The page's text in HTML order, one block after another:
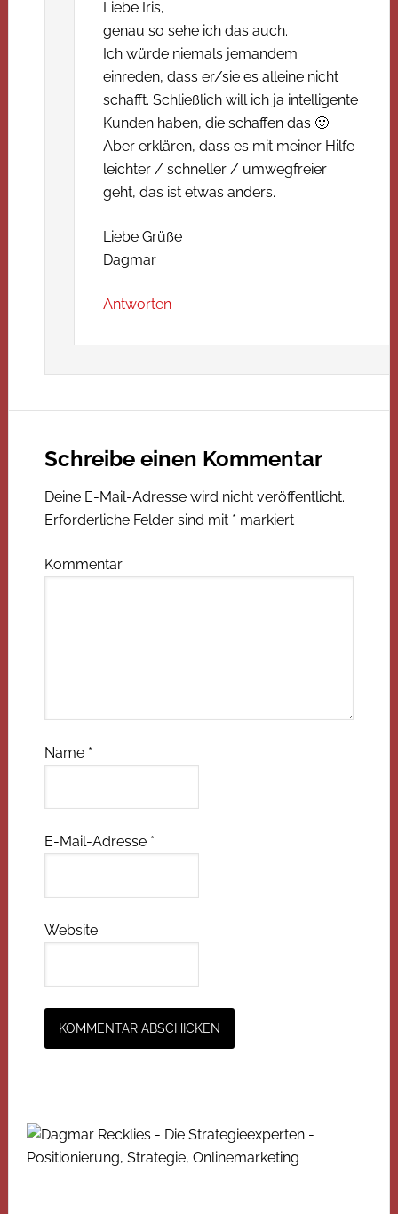
Liebe Iris,
genau so sehe ich das auch.
Ich würde niemals jemandem
einreden, dass er/sie es alleine nicht
schafft. Schließlich will ich ja intelligente
Kunden haben, die schaffen das 🙂
Aber erklären, dass es mit meiner Hilfe
leichter / schneller / umwegfreier
geht, das ist etwas anders.
Liebe Grüße
Dagmar
Antworten
Schreibe einen Kommentar
Deine E-Mail-Adresse wird nicht veröffentlicht.
Erforderliche Felder sind mit * markiert
Kommentar
Name *
E-Mail-Adresse *
Website